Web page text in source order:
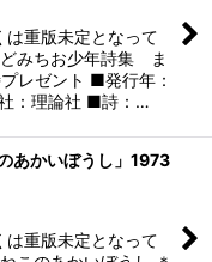
重版未定となって
みちお少年詩集 ま
レゼント ■発行年：
：理論社 ■詩：…
あかいぼうし」1973
重版未定となって